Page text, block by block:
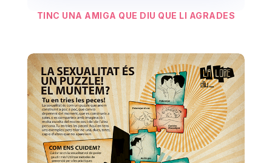
TINC UNA AMIGA QUE DIU QUE LI AGRADES